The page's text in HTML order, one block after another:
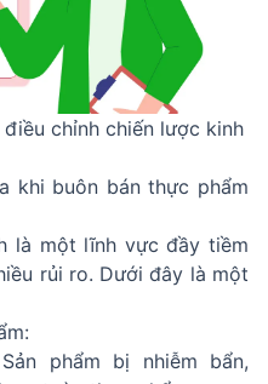
chỉnh chiến lược kinh
khi buôn bán thực phẩm
là một lĩnh vực đầy tiềm
rủi ro. Dưới đây là một
phẩm bị nhiễm bẩn,